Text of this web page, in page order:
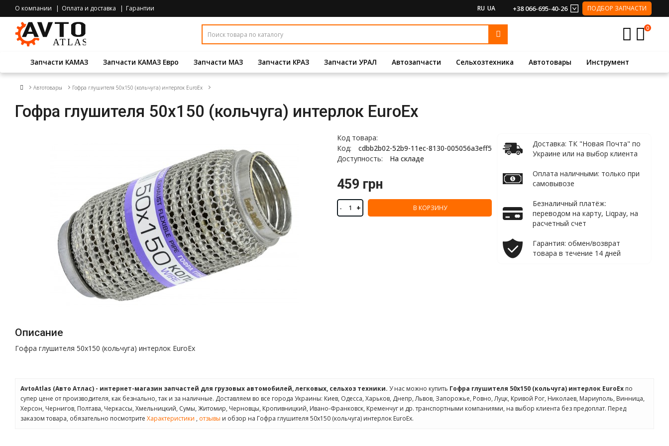
О компании Оплата и доставка Гарантии RU UA +38 066-695-40-26 ПОДБОР ЗАПЧАСТИ
0
Запчасти КАМАЗ Запчасти КАМАЗ Евро Запчасти МАЗ Запчасти КРАЗ Запчасти УРАЛ Автозапчасти Сельхозтехника Автотовары Инструмент
Автотовары Гофра глушителя 50x150 (кольчуга) интерлок EuroEx
Гофра глушителя 50x150 (кольчуга) интерлок EuroEx
Код товара:
Код:
cdbb2b02-52b9-11ec-8130-005056a3eff5
Доступность:
На складе
459 грн
- + В КОРЗИНУ
Доставка: ТК "Новая Почта" по
Украине или на выбор клиента
Оплата наличными: только при
самовывозе
Безналичный платёж:
переводом на карту, Liqpay, на
расчетный счет
Гарантия: обмен/возврат
товара в течение 14 дней
Описание
Гофра глушителя 50x150 (кольчуга) интерлок EuroEx
AvtoAtlas (Авто Атлас) - интернет-магазин запчастей для грузовых автомобилей, легковых, сельхоз техники. У нас можно купить Гофра глушителя 50x150 (кольчуга) интерлок EuroEx по
супер цене от производителя, как безнально, так и за наличные. Доставляем во все города Украины: Киев, Одесса, Харьков, Днепр, Львов, Запорожье, Ровно, Луцк, Кривой Рог, Николаев, Мариуполь, Винница,
Херсон, Чернигов, Полтава, Черкассы, Хмельницкий, Сумы, Житомир, Черновцы, Кропивницкий, Ивано-Франковск, Кременчуг и др. транспортными компаниями, на выбор клиента без предоплат. Перед
заказом товара, обязательно посмотрите Характеристики , отзывы и обзор на Гофра глушителя 50x150 (кольчуга) интерлок EuroEx.